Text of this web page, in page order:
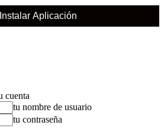
Instalar Aplicación
cuenta
tu nombre de usuario
tu contraseña